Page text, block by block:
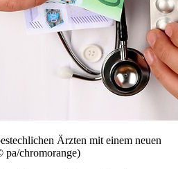
Ärzten mit einem neuen
pa/chromorange)